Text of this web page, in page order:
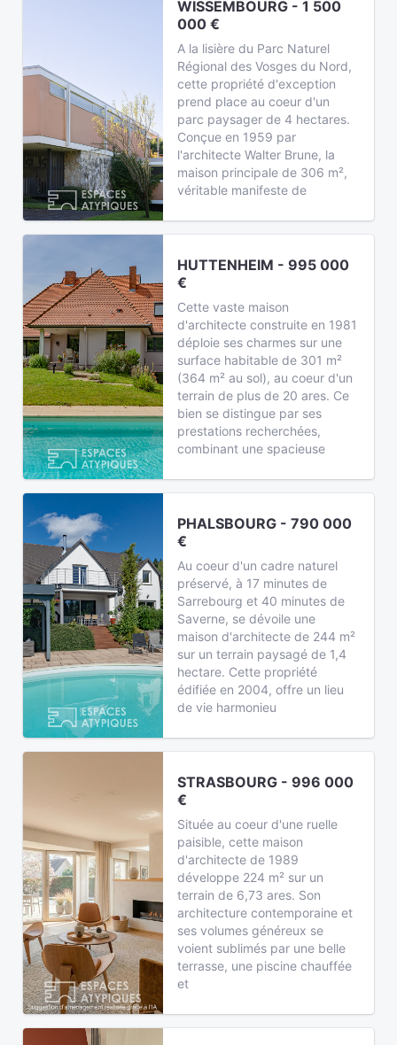
WISSEMBOURG - 1 500
000 €
A la lisière du Parc Naturel
Régional des Vosges du Nord,
cette propriété d'exception
prend place au coeur d'un
parc paysager de 4 hectares.
Conçue en 1959 par
l'architecte Walter Brune, la
maison principale de 306 m²,
véritable manifeste de
HUTTENHEIM - 995 000
€
Cette vaste maison
d'architecte construite en 1981
déploie ses charmes sur une
surface habitable de 301 m²
(364 m² au sol), au coeur d'un
terrain de plus de 20 ares. Ce
bien se distingue par ses
prestations recherchées,
combinant une spacieuse
PHALSBOURG - 790 000
€
Au coeur d'un cadre naturel
préservé, à 17 minutes de
Sarrebourg et 40 minutes de
Saverne, se dévoile une
maison d'architecte de 244 m²
sur un terrain paysagé de 1,4
hectare. Cette propriété
édifiée en 2004, offre un lieu
de vie harmonieu
STRASBOURG - 996 000
€
Située au coeur d'une ruelle
paisible, cette maison
d'architecte de 1989
développe 224 m² sur un
terrain de 6,73 ares. Son
architecture contemporaine et
ses volumes généreux se
voient sublimés par une belle
terrasse, une piscine chauffée
et